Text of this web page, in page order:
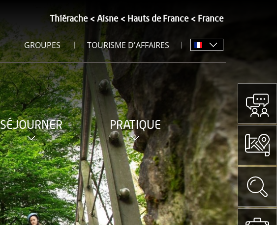
Thiérache Aisne Hauts de France France
GROUPES TOURISME D'AFFAIRES
SÉJOURNER PRATIQUE